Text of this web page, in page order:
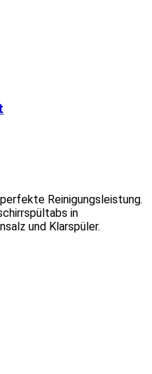
Reinigungsleistung.
in
und Klarspüler.